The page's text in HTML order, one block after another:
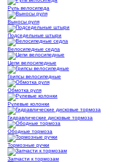
Руль велосипеда
Выносы руля
Подседельные штыри
Велосипедные седла
Цепи велосипедные
Грипсы велосипедные
Обмотка руля
Рулевые колонки
Гидравлические дисковые тормоза
Ободные тормоза
Тормозные ручки
Запчасти к тормозам